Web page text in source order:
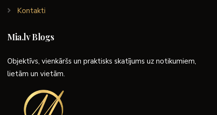
Kontakti
Mia.lv Blogs
Objektīvs, vienkāršs un praktisks skatījums uz notikumiem,
lietām un vietām.